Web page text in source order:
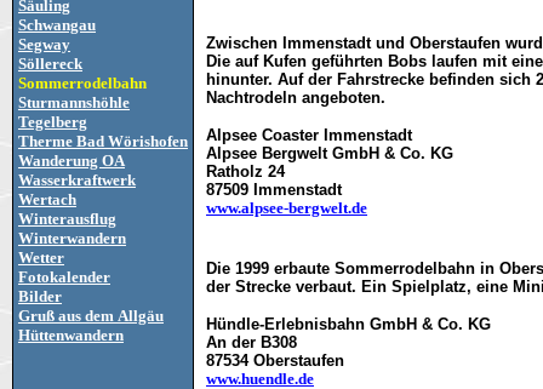
Säuling
Schwangau
Segway
Söllereck
Sommerrodelbahn
Sturmannshöhle
Tegelberg
Therme Bad Wörishofen
Wanderung OA
Wasserkraftwerk
Wertach
Winterausflug
Winterwandern
Wetter
Fotokalender
Bilder
Gruß aus dem Allgäu
Hüttenwandern
Zwischen Immenstadt und Oberstaufen
Die auf Kufen geführten Bobs laufen mit
hinunter. Auf der Fahrstrecke befinden sich
Nachtrodeln angeboten.
Alpsee Coaster Immenstadt
Alpsee Bergwelt GmbH & Co. KG
Ratholz 24
87509 Immenstadt
www.alpsee-bergwelt.de
Die 1999 erbaute Sommerrodelbahn in
der Strecke verbaut. Ein Spielplatz, eine
Hündle-Erlebnisbahn GmbH & Co. KG
An der B308
87534 Oberstaufen
www.huendle.de